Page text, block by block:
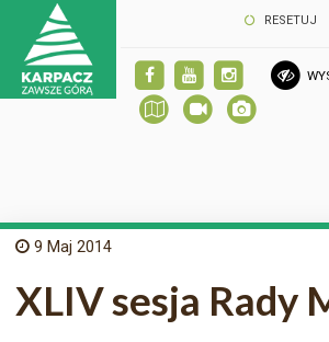
RESETUJ
9 Maj 2014
XLIV sesja Rady